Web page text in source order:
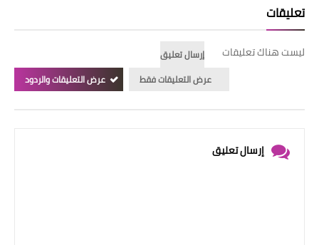
تعليقات
ليست هناك تعليقات
إرسال تعليق
عرض التعليقات فقط
عرض التعليقات والردود
إرسال تعليق